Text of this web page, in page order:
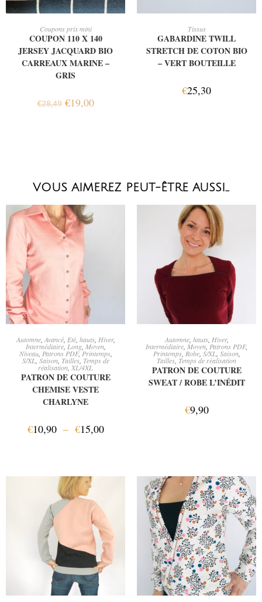
Coupons prix mini
COUPON 110 X 140
JERSEY JACQUARD BIO
CARREAUX MARINE –
GRIS
€28,49 €19,00
Tissus
GABARDINE TWILL
STRETCH DE COTON BIO
– VERT BOUTEILLE
€25,30
VOUS AIMEREZ PEUT-ÊTRE AUSSI…
CHOIX DES OPTIONS
Automne, Avancé, Eté, hauts, Hiver,
Intermédiaire, Long, Moyen,
Niveau, Patrons PDF,Printemps,
S/XL,Saison, Tailles, Temps de
réalisation XL/4XL
PATRON DE COUTURE
CHEMISE VESTE
CHARLYNE
€10,90 – €15,00
CHOIX DES OPTIONS
Automne, hauts, Hiver,
Intermédiaire Moyen ,Patrons PDF,
Printemps,Robe, S/XL, Saison,
Tailles, Temps de réalisation
PATRON DE COUTURE
SWEAT / ROBE L’INÉDIT
€9,90